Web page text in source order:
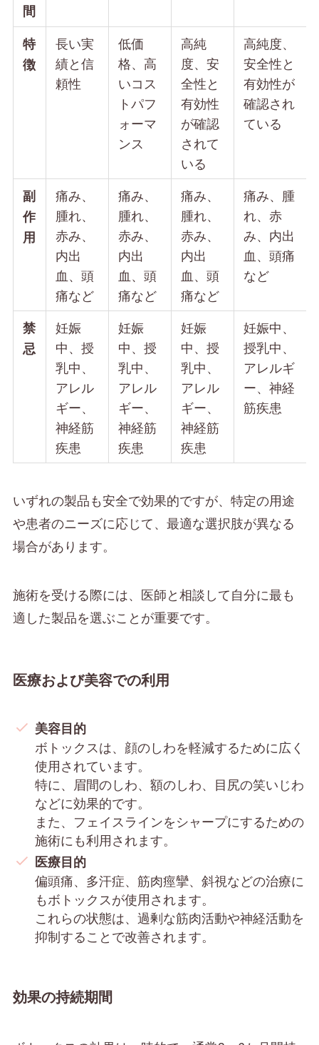
間
特
徴
長い実
績と信
頼性
低価
格、高
いコス
トパフ
ォーマ
ンス
高純
度、安
全性と
有効性
が確認
されて
いる
高純度、
安全性と
有効性が
確認され
ている
副
作
用
痛み、
腫れ、
赤み、
内出
血、頭
痛など
痛み、
腫れ、
赤み、
内出
血、頭
痛など
痛み、
腫れ、
赤み、
内出
血、頭
痛など
痛み、腫
れ、赤
み、内出
血、頭痛
など
禁
忌
妊娠
中、授
乳中、
アレル
ギー、
神経筋
疾患
妊娠
中、授
乳中、
アレル
ギー、
神経筋
疾患
妊娠
中、授
乳中、
アレル
ギー、
神経筋
疾患
妊娠中、
授乳中、
アレルギ
ー、神経
筋疾患
いずれの製品も安全で効果的ですが、特定の用途
や患者のニーズに応じて、最適な選択肢が異なる
場合があります。
施術を受ける際には、医師と相談して自分に最も
適した製品を選ぶことが重要です。
医療および美容での利用
美容目的
ボトックスは、顔のしわを軽減するために広く
使用されています。
特に、眉間のしわ、額のしわ、目尻の笑いじわ
などに効果的です。
また、フェイスラインをシャープにするための
施術にも利用されます。
医療目的
偏頭痛、多汗症、筋肉痙攣、斜視などの治療に
もボトックスが使用されます。
これらの状態は、過剰な筋肉活動や神経活動を
抑制することで改善されます。
効果の持続期間